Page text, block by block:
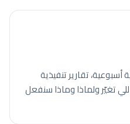
تقارير تنفيذية
تغيّر ولماذا وماذا سنفعل